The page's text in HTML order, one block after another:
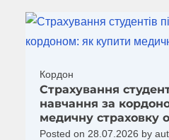
Кордон
Страхування
навчання за
медичну страховку
Posted on 28.07.2026 by